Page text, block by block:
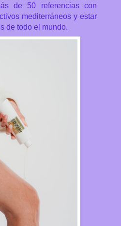
de 50 referencias con
mediterráneos y estar
de todo el mundo.